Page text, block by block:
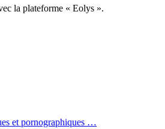
la plateforme « Eolys ».
et pornographiques …